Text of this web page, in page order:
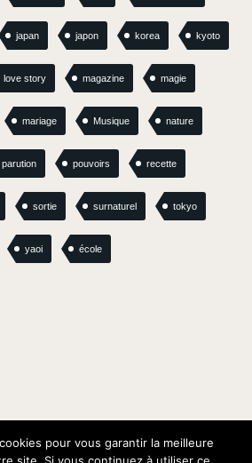
japan japon korea kyoto
love story magazine magie
mariage Musique nature
parution pouvoirs recette
sortie surnaturel tokyo
yaoi école
pour vous garantir la meilleure